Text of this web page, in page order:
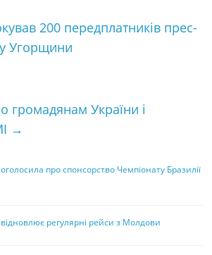
l
к
а
200 передплатників прес-
Угорщини
громадянам України і
→
про спонсорство Чемпіонату Бразилії
регулярні рейси з Молдови